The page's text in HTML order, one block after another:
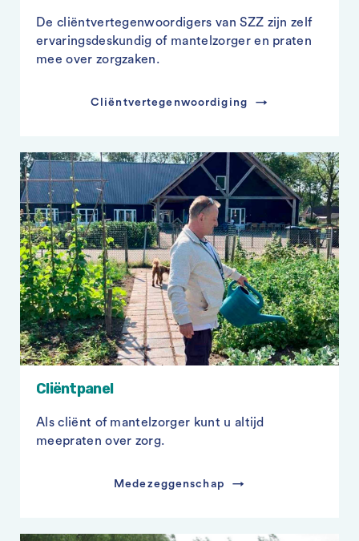
De cliëntvertegenwoordigers van SZZ zijn zelf
ervaringsdeskundig of mantelzorger en praten
mee over zorgzaken.
Cliëntvertegenwoordiging
Cliëntpanel
Als cliënt of mantelzorger kunt u altijd
meepraten over zorg.
Medezeggenschap